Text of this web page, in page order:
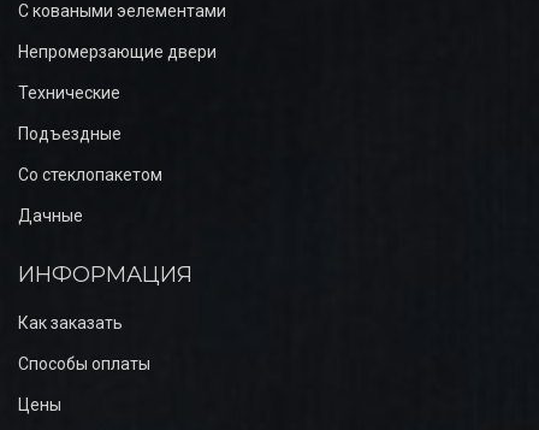
С коваными эелементами
Непромерзающие двери
Технические
Подъездные
Со стеклопакетом
Дачные
ИНФОРМАЦИЯ
Как заказать
Способы оплаты
Цены